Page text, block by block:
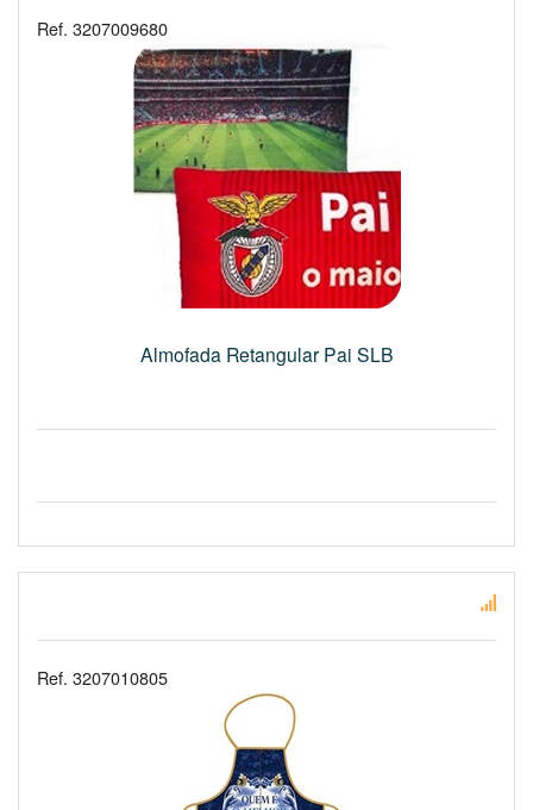
Ref. 3207009680
Almofada Retangular Pai SLB
Ref. 3207010805